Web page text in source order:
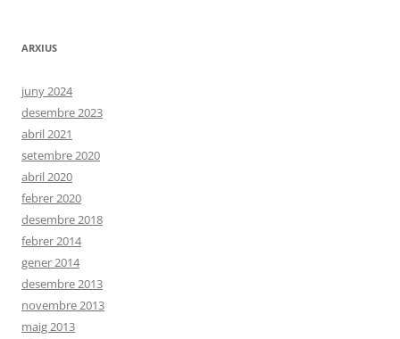
ARXIUS
juny 2024
desembre 2023
abril 2021
setembre 2020
abril 2020
febrer 2020
desembre 2018
febrer 2014
gener 2014
desembre 2013
novembre 2013
maig 2013